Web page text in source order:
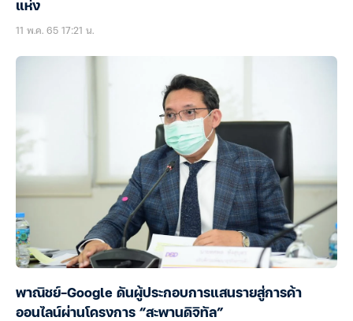
แห่ง
11 พ.ค. 65 17:21 น.
พาณิชย์-Google ดันผู้ประกอบการแสนรายสู่การค้า
ออนไลน์ผ่านโครงการ “สะพานดิจิทัล”